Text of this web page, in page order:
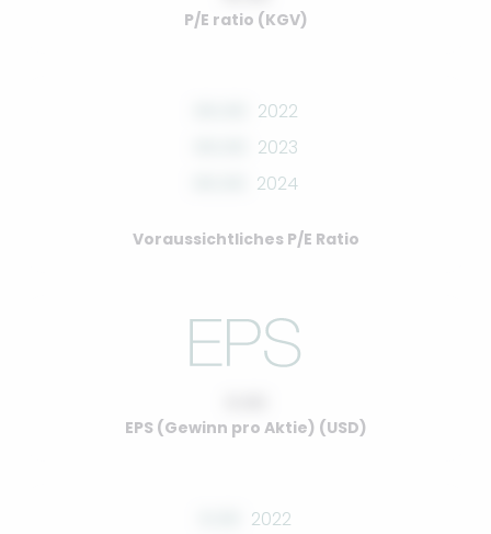
P/E ratio (KGV)
2022
2023
2024
Voraussichtliches P/E Ratio
EPS (Gewinn pro Aktie) (USD)
2022